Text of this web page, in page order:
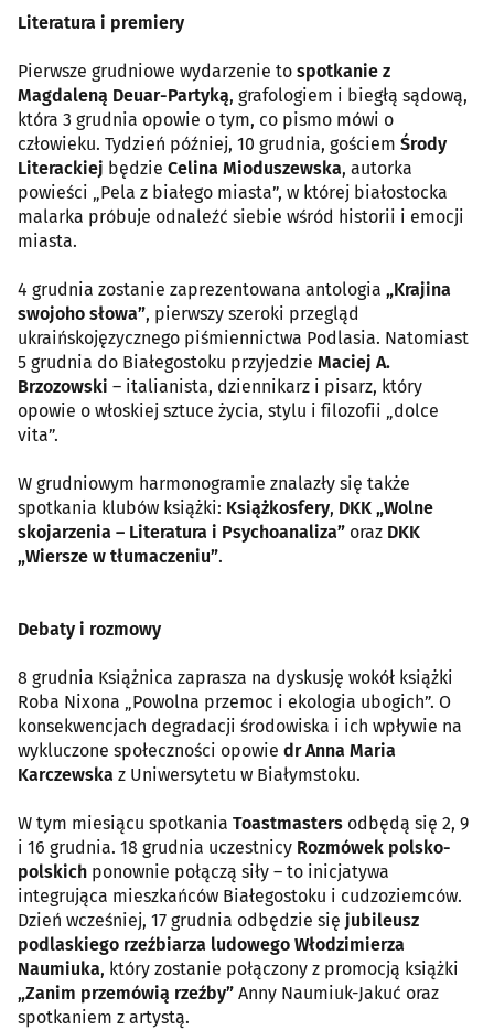
Literatura i premiery
Pierwsze grudniowe wydarzenie to spotkanie z
Magdaleną Deuar-Partyką, grafologiem i biegłą sądową,
która 3 grudnia opowie o tym, co pismo mówi o
człowieku. Tydzień później, 10 grudnia, gościem Środy
Literackiej będzie Celina Mioduszewska, autorka
powieści „Pela z białego miasta”, w której białostocka
malarka próbuje odnaleźć siebie wśród historii i emocji
miasta.
4 grudnia zostanie zaprezentowana antologia „Krajina
swojoho słowa”, pierwszy szeroki przegląd
ukraińskojęzycznego piśmiennictwa Podlasia. Natomiast
5 grudnia do Białegostoku przyjedzie Maciej A.
Brzozowski – italianista, dziennikarz i pisarz, który
opowie o włoskiej sztuce życia, stylu i filozofii „dolce
vita”.
W grudniowym harmonogramie znalazły się także
spotkania klubów książki: Książkosfery, DKK „Wolne
skojarzenia – Literatura i Psychoanaliza” oraz DKK
„Wiersze w tłumaczeniu”.
Debaty i rozmowy
8 grudnia Książnica zaprasza na dyskusję wokół książki
Roba Nixona „Powolna przemoc i ekologia ubogich”. O
konsekwencjach degradacji środowiska i ich wpływie na
wykluczone społeczności opowie dr Anna Maria
Karczewska z Uniwersytetu w Białymstoku.
W tym miesiącu spotkania Toastmasters odbędą się 2, 9
i 16 grudnia. 18 grudnia uczestnicy Rozmówek polsko-
polskich ponownie połączą siły – to inicjatywa
integrująca mieszkańców Białegostoku i cudzoziemców.
Dzień wcześniej, 17 grudnia odbędzie się jubileusz
podlaskiego rzeźbiarza ludowego Włodzimierza
Naumiuka, który zostanie połączony z promocją książki
„Zanim przemówią rzeźby” Anny Naumiuk-Jakuć oraz
spotkaniem z artystą.